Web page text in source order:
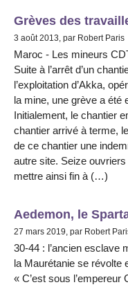
Grèves des
3 août 2013, par Robert Paris
Maroc - Les mineurs
Suite à l’arrêt d’un
l’exploitation d’Akka,
la mine, une grève a été
Initialement, le chantier
chantier arrivé à terme,
de ce chantier une
autre site. Seize
mettre ainsi fin à (…)
Aedemon, le
27 mars 2019, par Robert
30-44 : l’ancien esclave
la Maurétanie se révolte
« C’est sous